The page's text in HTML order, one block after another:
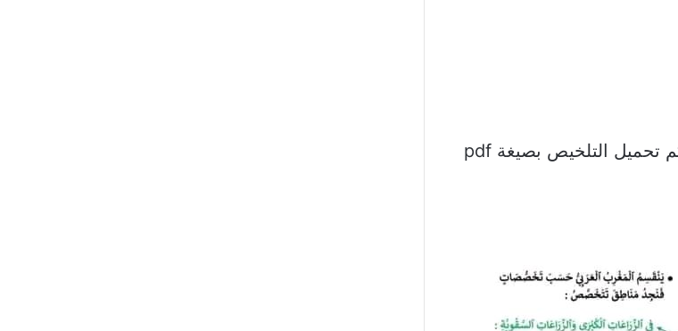
. يمكنكم تحميل التلخيص بصيغة pdf